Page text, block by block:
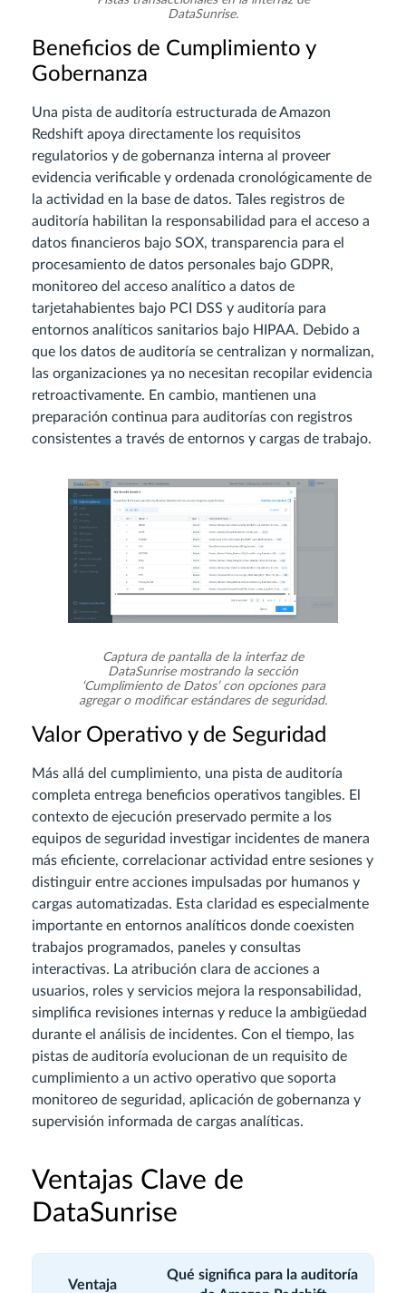
DataSunrise.
Beneficios de Cumplimiento y
Gobernanza
Una pista de auditoría estructurada de Amazon
Redshift apoya directamente los requisitos
regulatorios y de gobernanza interna al proveer
evidencia verificable y ordenada cronológicamente de
la actividad en la base de datos. Tales registros de
auditoría habilitan la responsabilidad para el acceso a
datos financieros bajo SOX, transparencia para el
procesamiento de datos personales bajo GDPR,
monitoreo del acceso analítico a datos de
tarjetahabientes bajo PCI DSS y auditoría para
entornos analíticos sanitarios bajo HIPAA. Debido a
que los datos de auditoría se centralizan y normalizan,
las organizaciones ya no necesitan recopilar evidencia
retroactivamente. En cambio, mantienen una
preparación continua para auditorías con registros
consistentes a través de entornos y cargas de trabajo.
Captura de pantalla de la interfaz de
DataSunrise mostrando la sección
‘Cumplimiento de Datos’ con opciones para
agregar o modificar estándares de seguridad.
Valor Operativo y de Seguridad
Más allá del cumplimiento, una pista de auditoría
completa entrega beneficios operativos tangibles. El
contexto de ejecución preservado permite a los
equipos de seguridad investigar incidentes de manera
más eficiente, correlacionar actividad entre sesiones y
distinguir entre acciones impulsadas por humanos y
cargas automatizadas. Esta claridad es especialmente
importante en entornos analíticos donde coexisten
trabajos programados, paneles y consultas
interactivas. La atribución clara de acciones a
usuarios, roles y servicios mejora la responsabilidad,
simplifica revisiones internas y reduce la ambigüedad
durante el análisis de incidentes. Con el tiempo, las
pistas de auditoría evolucionan de un requisito de
cumplimiento a un activo operativo que soporta
monitoreo de seguridad, aplicación de gobernanza y
supervisión informada de cargas analíticas.
Ventajas Clave de
DataSunrise
Ventaja
Qué significa para la auditoría